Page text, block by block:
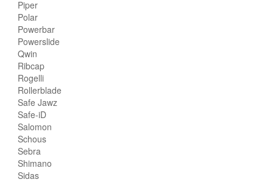
Piper
Polar
Powerbar
Powerslide
Qwin
Ribcap
Rogelli
Rollerblade
Safe Jawz
Safe-iD
Salomon
Schous
Sebra
Shimano
Sidas